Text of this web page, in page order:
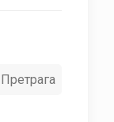
Претрага